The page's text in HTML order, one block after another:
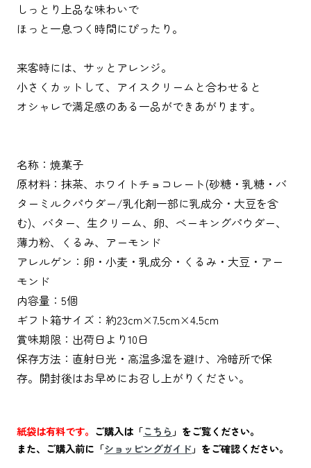
しっとり上品な味わいで
ほっと一息つく時間にぴったり。
来客時には、サッとアレンジ。
小さくカットして、アイスクリームと合わせると
オシャレで満足感のある一品ができあがります。
名称：焼菓子
原材料：抹茶、ホワイトチョコレート(砂糖・乳糖・バ
ターミルクパウダー/乳化剤一部に乳成分・大豆を含
む)、バター、生クリーム、卵、ベーキングパウダー、
薄力粉、くるみ、アーモンド
アレルゲン：卵・小麦・乳成分・くるみ・大豆・アー
モンド
内容量：5個
ギフト箱サイズ：約23cm×7.5cm×4.5cm
賞味期限：出荷日より10日
保存方法：直射日光・高温多湿を避け、冷暗所で保
存。開封後はお早めにお召し上がりください。
紙袋は有料です。 ご購入は「こちら 」をご覧ください。
また、ご購入前に「ショッピングガイド 」をご確認ください。